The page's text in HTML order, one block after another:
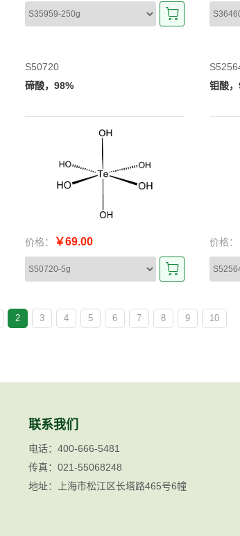
S50720
碲酸，98%
价格： ￥69.00
钼酸
价格：
2 3 4 5 6 7 8 9 10
联系我们
电话：400-666-5481
传真：021-55068248
地址：上海市松江区长塔路465号6幢